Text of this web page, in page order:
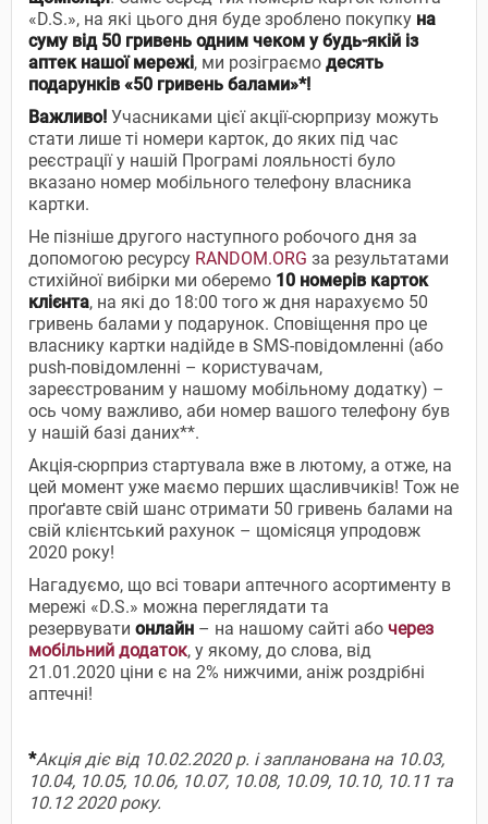
«D.S.», на які цього дня буде зроблено покупку на
суму від 50 гривень одним чеком у будь-якій із
аптек нашої мережі, ми розіграємо десять
подарунків «50 гривень балами»*!
Важливо! Учасниками цієї акції-сюрпризу можуть
стати лише ті номери карток, до яких під час
реєстрації у нашій Програмі лояльності було
вказано номер мобільного телефону власника
картки.
Не пізніше другого наступного робочого дня за
допомогою ресурсу RANDOM.ORG за результатами
стихійної вибірки ми оберемо 10 номерів карток
клієнта, на які до 18:00 того ж дня нарахуємо 50
гривень балами у подарунок. Сповіщення про це
власнику картки надійде в SMS-повідомленні (або
push-повідомленні – користувачам,
зареєстрованим у нашому мобільному додатку) –
ось чому важливо, аби номер вашого телефону був
у нашій базі даних**.
Акція-сюрприз стартувала вже в лютому, а отже, на
цей момент уже маємо перших щасливчиків! Тож не
проґавте свій шанс отримати 50 гривень балами на
свій клієнтський рахунок – щомісяця упродовж
2020 року!
Нагадуємо, що всі товари аптечного асортименту в
мережі «D.S.» можна переглядати та
резервувати онлайн – на нашому сайті або через
мобільний додаток, у якому, до слова, від
21.01.2020 ціни є на 2% нижчими, аніж роздрібні
аптечні!
*Акція діє від 10.02.2020 р. і запланована на 10.03,
10.04, 10.05, 10.06, 10.07, 10.08, 10.09, 10.10, 10.11 та
10.12 2020 року.